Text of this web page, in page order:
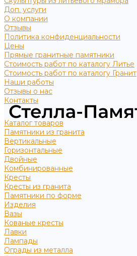
Доп. услуги
О компании
Отзывы
Политика конфиденциальности
Цены
Прямые гранитные памятники
Стоимость работ по каталогу Литье
Стоимость работ по каталогу Гранит
Наши работы
Отзывы о нас
Контакты
Каталог товаров
Памятники из гранита
Вертикальные
Горизонтальные
Двойные
Комбинированные
Кресты
Кресты из гранита
Памятники по форме
Изделия
Вазы
Кованые кресты
Лавки
Лампады
Ограды из металла